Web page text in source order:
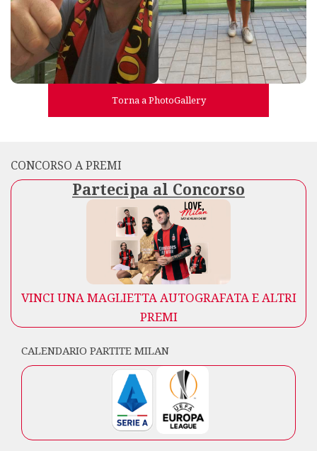
Torna a PhotoGallery
CONCORSO A PREMI
Partecipa al Concorso
VINCI UNA MAGLIETTA AUTOGRAFATA E ALTRI
PREMI
CALENDARIO PARTITE MILAN